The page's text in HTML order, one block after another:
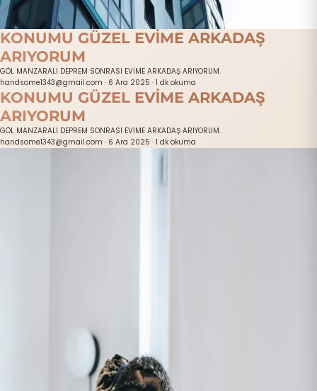
KONUMU GÜZEL EVİME ARKADAŞ
ARIYORUM
GÖL MANZARALI DEPREM SONRASI EVİME ARKADAŞ ARIYORUM.
handsome1343@gmail.com · 6 Ara 2025 · 1 dk okuma
KONUMU GÜZEL EVİME ARKADAŞ
ARIYORUM
GÖL MANZARALI DEPREM SONRASI EVİME ARKADAŞ ARIYORUM.
handsome1343@gmail.com · 6 Ara 2025 · 1 dk okuma